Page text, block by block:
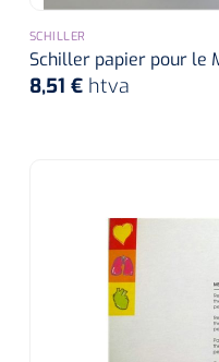
SCHILLER
Schiller papier pour le
8,51 € htva